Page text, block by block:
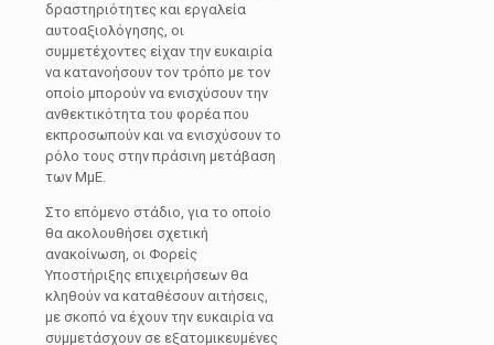
δραστηριότητες και εργαλεία
αυτοαξιολόγησης, οι
συμμετέχοντες είχαν την ευκαιρία
να κατανοήσουν τον τρόπο με τον
οποίο μπορούν να ενισχύσουν την
ανθεκτικότητα του φορέα που
εκπροσωπούν και να ενισχύσουν το
ρόλο τους στην πράσινη μετάβαση
των ΜμΕ.
Στο επόμενο στάδιο, για το οποίο
θα ακολουθήσει σχετική
ανακοίνωση, οι Φορείς
Υποστήριξης επιχειρήσεων θα
κληθούν να καταθέσουν αιτήσεις,
με σκοπό να έχουν την ευκαιρία να
συμμετάσχουν σε εξατομικευμένες